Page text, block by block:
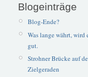
Blogeinträge
Blog-Ende?
Was lange währt, wird
gut.
Strohner Brücke auf
Zielgeraden